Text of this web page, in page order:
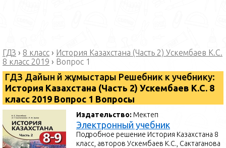
ГДЗ › 8 класс › История Казахстана (Часть 2) Ускембаев К.С.
8 класс 2019 › Вопрос 1
ГДЗ Дайын үй жұмыстары Решебник к учебнику:
История Казахстана (Часть 2) Ускембаев К.С. 8
класс 2019 Вопрос 1 Вопросы
Издательство: Мектеп
Электронный учебник
Подробное решение История Казахстана 8
класс, авторов Ускембаев К.С., Сактаганова